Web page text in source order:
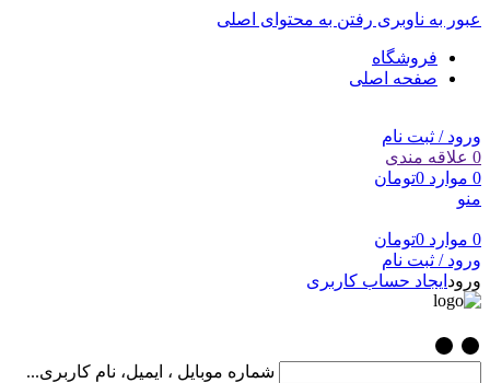
عبور به ناوبری رفتن به محتوای اصلی
فروشگاه
صفحه اصلی
ورود / ثبت نام
0 علاقه مندی
0 موارد 0تومان
منو
0 موارد 0تومان
ورود / ثبت نام
ورود ایجاد حساب کاربری
شماره موبایل ، ایمیل، نام کاربری...